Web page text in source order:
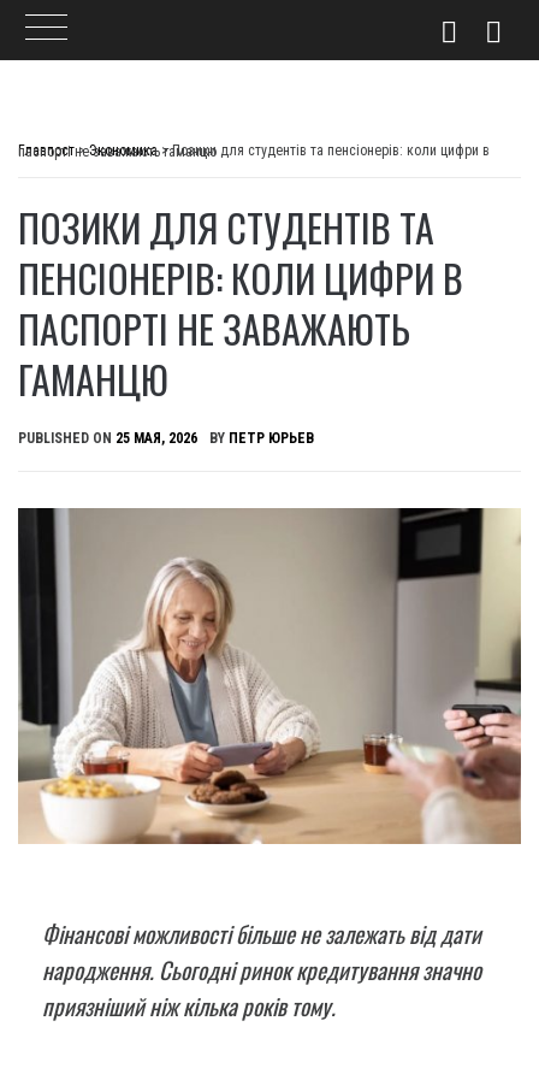
Главпост>Экономика>
Позики для студентів та пенсіонерів: коли цифри в паспорті не заважають гаманцю
ПОЗИКИ ДЛЯ СТУДЕНТІВ ТА
ПЕНСІОНЕРІВ: КОЛИ ЦИФРИ В
ПАСПОРТІ НЕ ЗАВАЖАЮТЬ
ГАМАНЦЮ
PUBLISHED ON 25 МАЯ, 2026 BY ПЕТР ЮРЬЕВ
Фінансові можливості більше не залежать від дати
народження. Сьогодні ринок кредитування значно
приязніший ніж кілька років тому.